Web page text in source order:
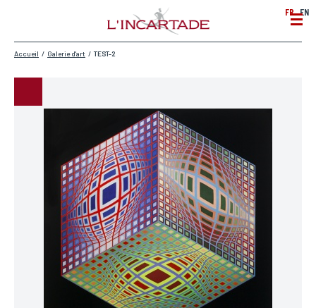
FR EN
Accueil / Galerie d'art / TEST-2